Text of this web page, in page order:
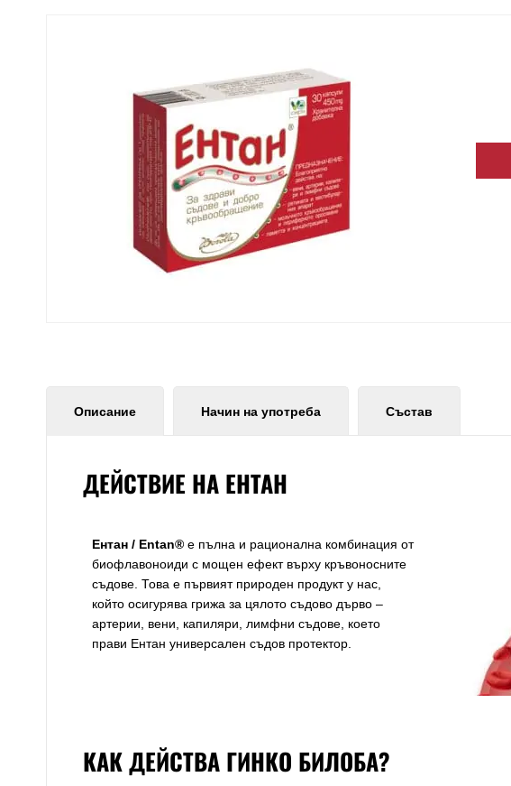
Описание Начин на употреба Състав
ДЕЙСТВИЕ НА ЕНТАН
Ентан / Entan® е пълна и рационална комбинация от
биофлавоноиди с мощен ефект върху кръвоносните
съдове. Това е първият природен продукт у нас,
който осигурява грижа за цялото съдово дърво –
артерии, вени, капиляри, лимфни съдове, което
прави Ентан универсален съдов протектор.
КАК ДЕЙСТВА ГИНКО БИЛОБА?